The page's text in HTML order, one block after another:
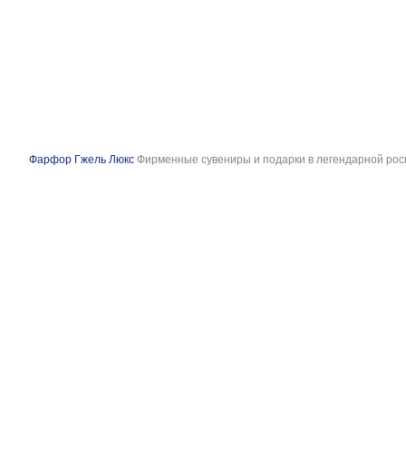
Фарфор Гжель Люкс Фирменные сувениры и подарки в легендарной